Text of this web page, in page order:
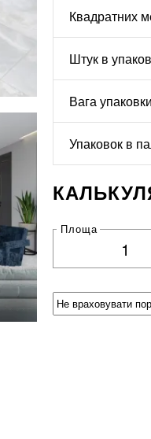
Квадратних
Штук в
Вага упаковки
Упаковок в
Площа